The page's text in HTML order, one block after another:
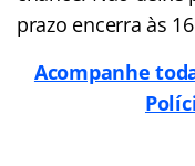
prazo encerra às
Acompanhe